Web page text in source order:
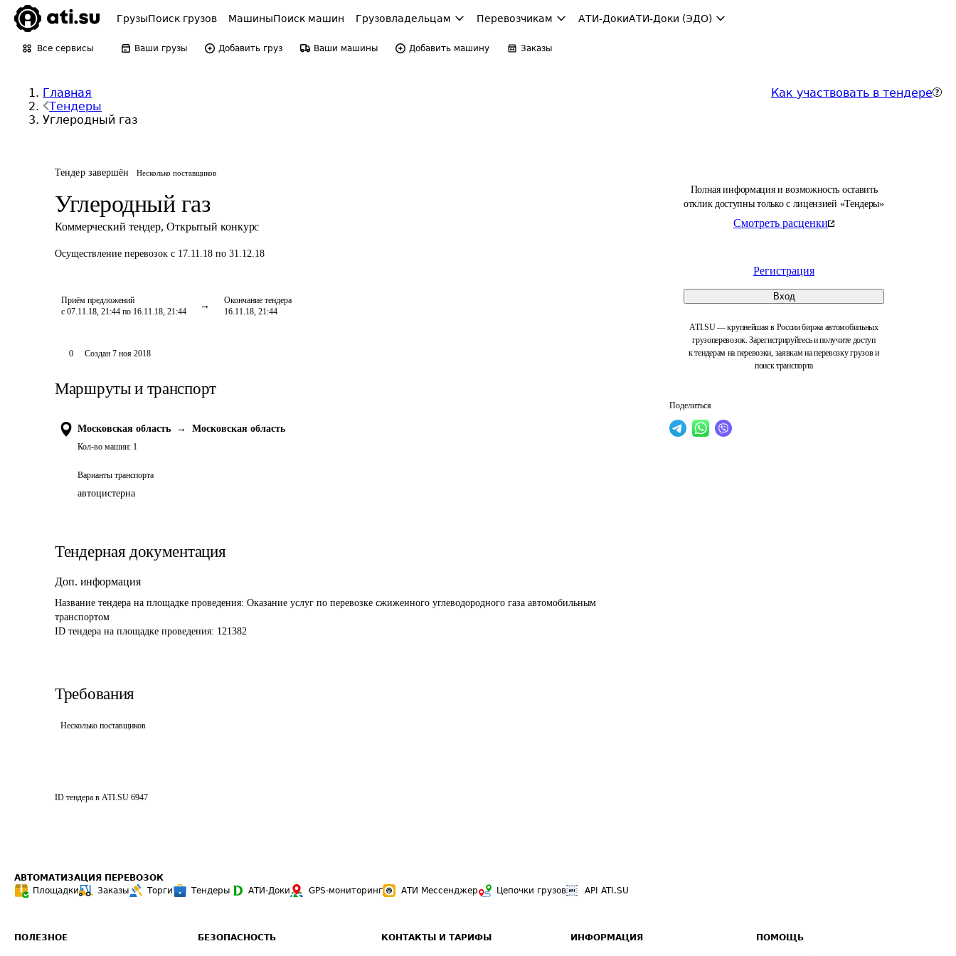
ГрузыПоиск грузов МашиныПоиск машин Грузовладельцам Перевозчикам АТИ-ДокиАТИ-Доки (ЭДО)
Все сервисы Ваши грузы Добавить груз Ваши машины Добавить машину Заказы
Главная
Тендеры
Углеродный газ
Как участвовать в тендере
Тендер завершён Несколько поставщиков
Углеродный газ
Коммерческий тендер, Открытый конкурс
Осуществление перевозок с 17.11.18 по 31.12.18
Приём предложений
с 07.11.18, 21:44 по 16.11.18, 21:44
Окончание тендера
16.11.18, 21:44
Полная информация и возможность оставить
отклик доступны только с лицензией «Тендеры»
Смотреть расценки
Регистрация
Вход
ATI.SU — крупнейшая в России биржа автомобильных
грузоперевозок. Зарегистрируйтесь и получите доступ
к тендерам на перевозки, заявкам на перевозку грузов и
поиск транспорта
Поделиться
0 Создан 7 ноя 2018
Маршруты и транспорт
Московская область → Московская область
Кол-во машин: 1
Варианты транспорта
автоцистерна
Тендерная документация
Доп. информация
Название тендера на площадке проведения: Оказание услуг по перевозке сжиженного углеводородного газа автомобильным
транспортом
ID тендера на площадке проведения: 121382
Требования
Несколько поставщиков
ID тендера в ATI.SU 6947
АВТОМАТИЗАЦИЯ ПЕРЕВОЗОК
Площадки
Заказы Торги Тендеры АТИ-Доки GPS-мониторинг АТИ Мессенджер Цепочки грузов API ATI.SU
ПОЛЕЗНОЕ БЕЗОПАСНОСТЬ КОНТАКТЫ И ТАРИФЫ ИНФОРМАЦИЯ ПОМОЩЬ